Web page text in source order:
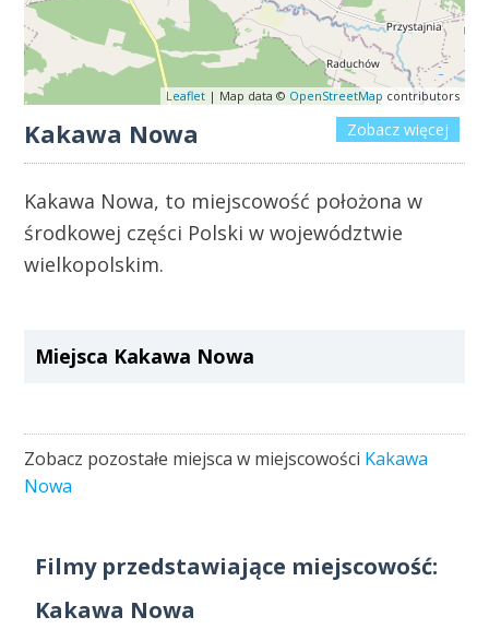
Leaflet| Map data © OpenStreetMap contributors
Zobacz więcej
Kakawa Nowa
Kakawa Nowa, to miejscowość położona w
środkowej części Polski w województwie
wielkopolskim.
Miejsca Kakawa Nowa
Zobacz pozostałe miejsca w miejscowości Kakawa
Nowa
Filmy przedstawiające miejscowość:
Kakawa Nowa